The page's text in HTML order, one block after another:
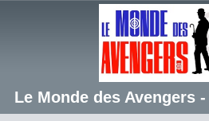
Le Monde des Avengers